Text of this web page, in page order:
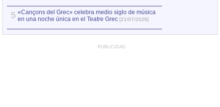
5 «Cançons del Grec» celebra medio siglo de música
en una noche única en el Teatre Grec [21/07/2026]
PUBLICIDAD